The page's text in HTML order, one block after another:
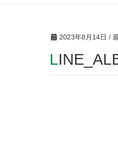
2023年8月14日 /